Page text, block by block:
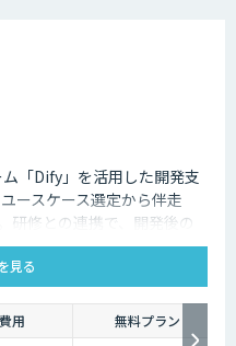
「Dify」を活用した開発支
ースケース選定から伴走
研修との連携で、開発後の
見る
用
無料プラン